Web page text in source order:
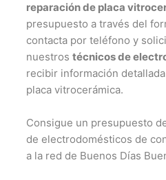
reparación de placa
presupuesto a través del
contacta por teléfono y
nuestros técnicos de
recibir información
placa vitrocerámica.
Consigue un presupuesto
de electrodomésticos de
a la red de Buenos Días